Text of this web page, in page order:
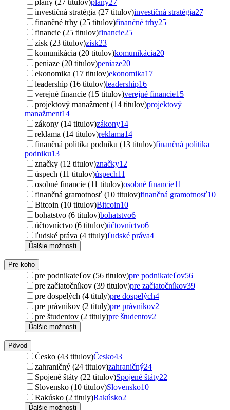
investičná stratégia (27 titulov)investičná stratégia27
finančné trhy (25 titulov)finančné trhy25
financie (25 titulov)financie25
zisk (23 titulov)zisk23
komunikácia (20 titulov)komunikácia20
peniaze (20 titulov)peniaze20
ekonomika (17 titulov)ekonomika17
leadership (16 titulov)leadership16
verejné financie (15 titulov)verejné financie15
projektový manažment (14 titulov)projektový
manažment14
zákony (14 titulov)zákony14
reklama (14 titulov)reklama14
finančná politika podniku (13 titulov)finančná politika
podniku13
značky (12 titulov)značky12
úspech (11 titulov)úspech11
osobné financie (11 titulov)osobné financie11
finančná gramotnosť (10 titulov)finančná gramotnosť10
Bitcoin (10 titulov)Bitcoin10
bohatstvo (6 titulov)bohatstvo6
účtovníctvo (6 titulov)účtovníctvo6
ľudské práva (4 tituly)ľudské práva4
Ďalšie možnosti
Pre koho
pre podnikateľov (56 titulov)pre podnikateľov56
pre začiatočníkov (39 titulov)pre začiatočníkov39
pre dospelých (4 tituly)pre dospelých4
pre právnikov (2 tituly)pre právnikov2
pre študentov (2 tituly)pre študentov2
Ďalšie možnosti
Pôvod
Česko (43 titulov)Česko43
zahraničný (24 titulov)zahraničný24
Spojené štáty (22 titulov)Spojené štáty22
Slovensko (10 titulov)Slovensko10
Rakúsko (2 tituly)Rakúsko2
Ďalšie možnosti